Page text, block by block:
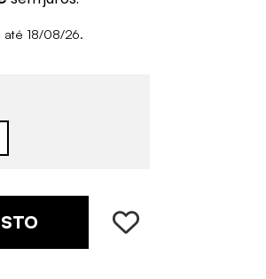
até 18/08/26.